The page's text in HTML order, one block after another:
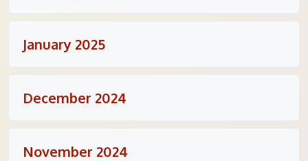
January 2025
December 2024
November 2024